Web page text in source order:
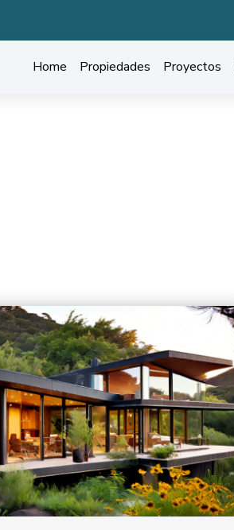
Home Propiedades Proyectos